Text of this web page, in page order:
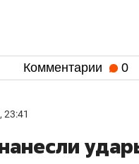
Комментарии 0
23:41